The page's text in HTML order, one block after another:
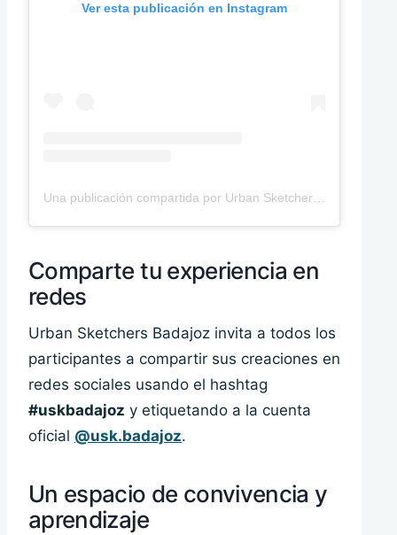
Ver esta publicación en Instagram
Una publicación compartida por Urban Sketchers Badajoz (@usk.badajoz)
Comparte tu experiencia en
redes
Urban Sketchers Badajoz invita a todos los
participantes a compartir sus creaciones en
redes sociales usando el hashtag
#uskbadajoz y etiquetando a la cuenta
oficial @usk.badajoz.
Un espacio de convivencia y
aprendizaje